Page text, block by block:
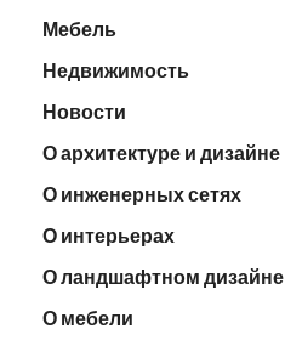
Мебель
Недвижимость
Новости
О архитектуре и дизайне
О инженерных сетях
О интерьерах
О ландшафтном дизайне
О мебели